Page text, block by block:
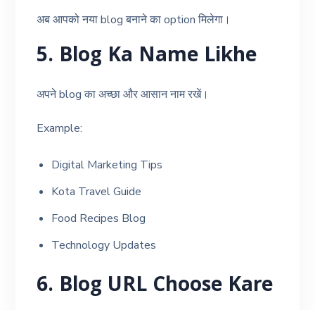
अब आपको नया blog बनाने का option मिलेगा।
5. Blog Ka Name Likhe
अपने blog का अच्छा और आसान नाम रखें।
Example:
Digital Marketing Tips
Kota Travel Guide
Food Recipes Blog
Technology Updates
6. Blog URL Choose Kare